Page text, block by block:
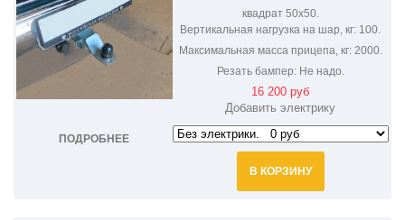
ПОДРОБНЕЕ
квадрат 50х50.
Вертикальная нагрузка на шар, кг: 100.
Максимальная масса прицепа, кг:2000.
Резать бампер:Не надо.
16 200 руб
Добавить электрику
В КОРЗИНУ